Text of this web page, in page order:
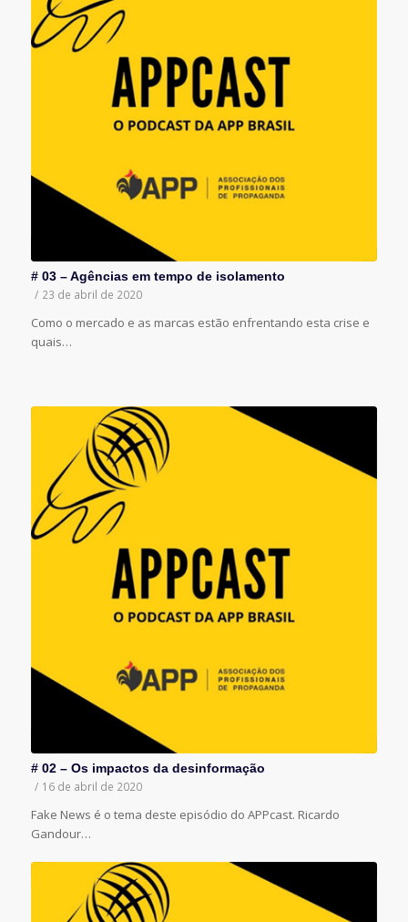
# 03 – Agências em tempo de isolamento
/ 23 de abril de 2020
Como o mercado e as marcas estão enfrentando esta crise e
quais…
# 02 – Os impactos da desinformação
/ 16 de abril de 2020
Fake News é o tema deste episódio do APPcast. Ricardo
Gandour…